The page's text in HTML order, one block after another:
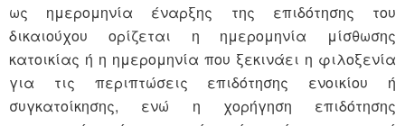
ως ημερομηνία έναρξης της επιδότησης του
δικαιούχου ορίζεται η ημερομηνία μίσθωσης
κατοικίας ή η ημερομηνία που ξεκινάει η φιλοξενία
για τις περιπτώσεις επιδότησης ενοικίου ή
συγκατοίκησης, ενώ η χορήγηση επιδότησης